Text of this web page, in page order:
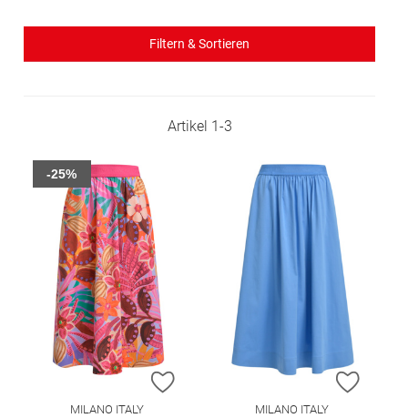
Filtern & Sortieren
Artikel 1-3
ZUR WUNSCHLISTE HINZUFÜGEN
MILANO ITALY
-25%
ZUR
MILANO ITALY